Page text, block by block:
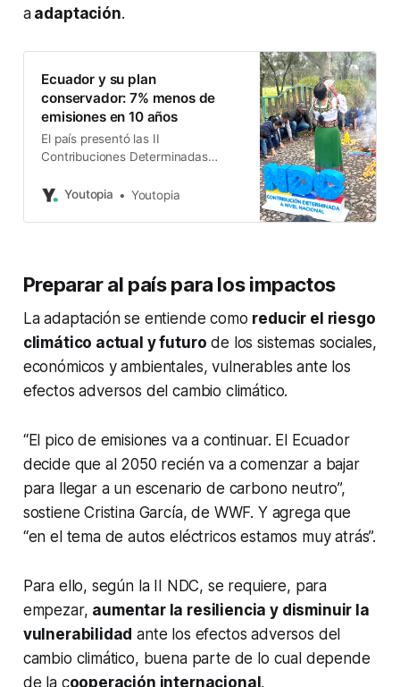
aadaptación.
Ecuador y su plan
conservador: 7% menos de
emisiones en 10 años
El país presentó las II
Contribuciones Determinadas
de efecto invernadero, pero recibe
Youtopia Youtopia
Preparar al país para los impactos
La adaptación se entiende como reducir el riesgo
climático actual y futuro de los sistemas sociales,
económicos y ambientales, vulnerables ante los
efectos adversos del cambio climático.
“El pico de emisiones va a continuar. El Ecuador
decide que al 2050 recién va a comenzar a bajar
para llegar a un escenario de carbono neutro”,
sostiene Cristina García, de WWF. Y agrega que
“en el tema de autos eléctricos estamos muy atrás”.
Para ello, según la II NDC, se requiere, para
empezar, aumentar la resiliencia y disminuir la
vulnerabilidad ante los efectos adversos del
cambio climático, buena parte de lo cual depende
de la cooperación internacional .